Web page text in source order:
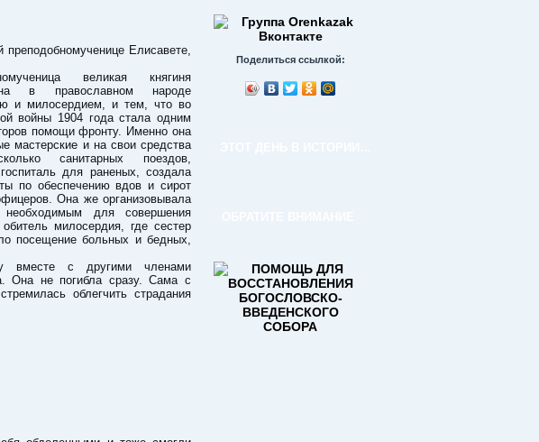
Елисавете,
великая княгиня
в православном народе
и милосердием, и тем, что во
войны 1904 года стала одним
помощи фронту. Именно она
мастерские и на свои средства
санитарных поездов,
для раненых, создала
по обеспечению вдов и сирот
Она же организовывала
для совершения
милосердия, где сестер
посещение больных и бедных,
вместе с другими членами
Она не погибла сразу. Сама с
облегчить страдания
Поделиться ссылкой: